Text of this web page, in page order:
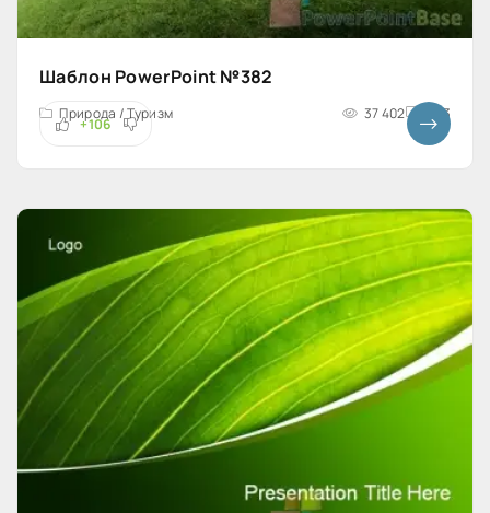
Шаблон PowerPoint №382
Природа / Туризм 37 402 4x3
+106